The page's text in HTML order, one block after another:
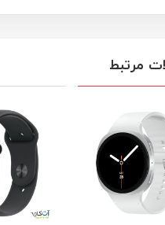
مرتبط